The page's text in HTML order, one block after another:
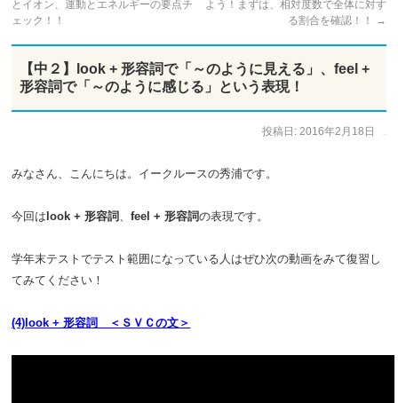
とイオン、運動とエネルギーの要点チ
ェック！！
よう！まずは、相対度数で全体に対す
る割合を確認！！
→
【中２】look + 形容詞で「～のように見える」、feel +
形容詞で「～のように感じる」という表現！
投稿日: 2016年2月18日
みなさん、こんにちは。イークルースの秀浦です。
今回は look + 形容詞、feel + 形容詞の表現です。
学年末テストでテスト範囲になっている人はぜひ次の動画をみて復習し
てみてください！
(4)look + 形容詞 ＜ＳＶＣの文＞